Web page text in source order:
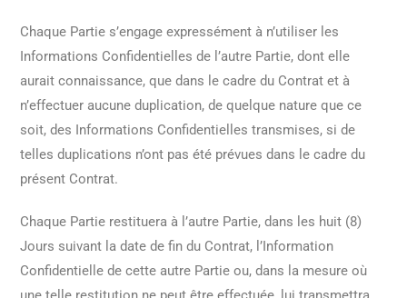
Chaque Partie s’engage expressément à n’utiliser les
Informations Confidentielles de l’autre Partie, dont elle
aurait connaissance, que dans le cadre du Contrat et à
n’effectuer aucune duplication, de quelque nature que ce
soit, des Informations Confidentielles transmises, si de
telles duplications n’ont pas été prévues dans le cadre du
présent Contrat.
Chaque Partie restituera à l’autre Partie, dans les huit (8)
Jours suivant la date de fin du Contrat, l’Information
Confidentielle de cette autre Partie ou, dans la mesure où